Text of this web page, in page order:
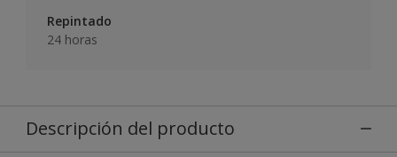
Repintado
24 horas
Descripción del producto